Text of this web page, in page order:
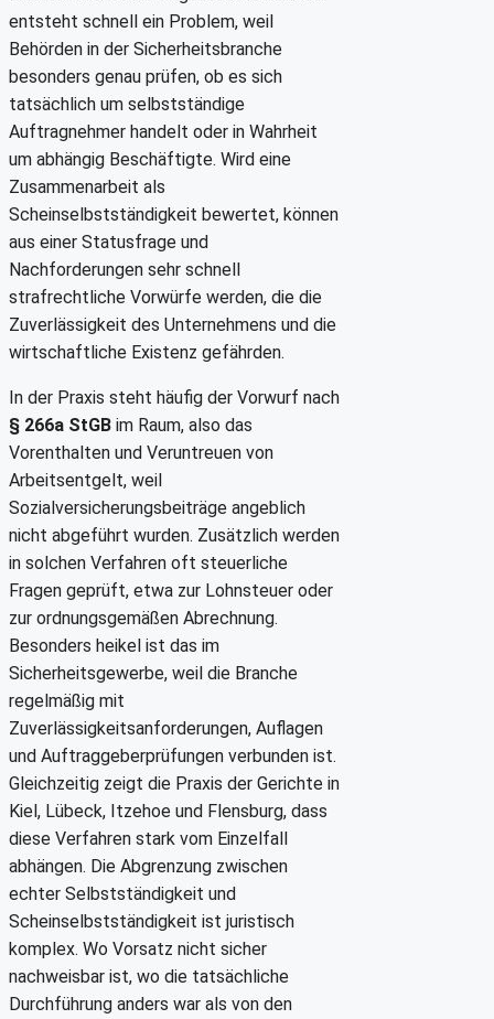
entsteht schnell ein Problem, weil
Behörden in der Sicherheitsbranche
besonders genau prüfen, ob es sich
tatsächlich um selbstständige
Auftragnehmer handelt oder in Wahrheit
um abhängig Beschäftigte. Wird eine
Zusammenarbeit als
Scheinselbstständigkeit bewertet, können
aus einer Statusfrage und
Nachforderungen sehr schnell
strafrechtliche Vorwürfe werden, die die
Zuverlässigkeit des Unternehmens und die
wirtschaftliche Existenz gefährden.
In der Praxis steht häufig der Vorwurf nach
§ 266a StGB im Raum, also das
Vorenthalten und Veruntreuen von
Arbeitsentgelt, weil
Sozialversicherungsbeiträge angeblich
nicht abgeführt wurden. Zusätzlich werden
in solchen Verfahren oft steuerliche
Fragen geprüft, etwa zur Lohnsteuer oder
zur ordnungsgemäßen Abrechnung.
Besonders heikel ist das im
Sicherheitsgewerbe, weil die Branche
regelmäßig mit
Zuverlässigkeitsanforderungen, Auflagen
und Auftraggeberprüfungen verbunden ist.
Gleichzeitig zeigt die Praxis der Gerichte in
Kiel, Lübeck, Itzehoe und Flensburg, dass
diese Verfahren stark vom Einzelfall
abhängen. Die Abgrenzung zwischen
echter Selbstständigkeit und
Scheinselbstständigkeit ist juristisch
komplex. Wo Vorsatz nicht sicher
nachweisbar ist, wo die tatsächliche
Durchführung anders war als von den